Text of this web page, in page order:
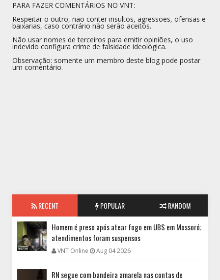
PARA FAZER COMENTÁRIOS NO VNT:
Respeitar o outro, não conter insultos, agressões, ofensas e
baixarias, caso contrário não serão aceitos.
Não usar nomes de terceiros para emitir opiniões, o uso
indevido configura crime de falsidade ideológica.
Observação: somente um membro deste blog pode postar
um comentário.
RECENT POPULAR RANDOM
Homem é preso após atear fogo em UBS em Mossoró;
atendimentos foram suspensos
VNT Online Aug 04 2026
RN segue com bandeira amarela nas contas de